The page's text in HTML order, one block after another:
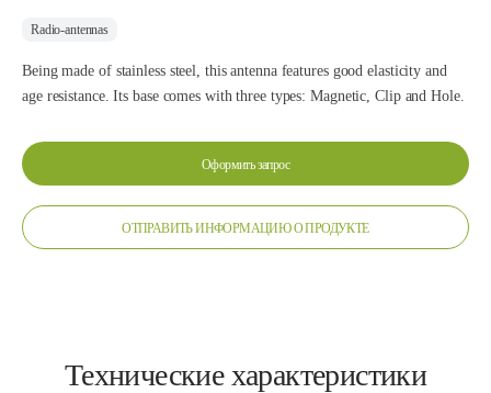
Radio-antennas
Being made of stainless steel, this antenna features good elasticity and
age resistance. Its base comes with three types: Magnetic, Clip and Hole.
Оформить запрос
ОТПРАВИТЬ ИНФОРМАЦИЮ О ПРОДУКТЕ
Технические характеристики